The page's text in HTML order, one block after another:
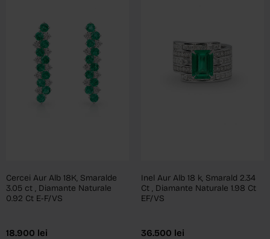
Cercei Aur Alb 18K, Smaralde
3.05 ct , Diamante Naturale
0.92 Ct E-F/VS
18.900 lei
Inel Aur Alb 18 k, Smarald 2.34
Ct , Diamante Naturale 1.98 Ct
EF/VS
36.500 lei